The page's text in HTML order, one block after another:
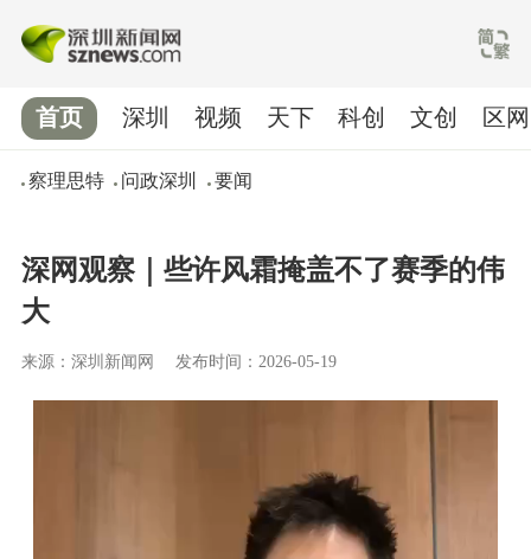
首页
察理思特 问政深圳 要闻
深圳 视频 天下 科创 文创 区网
深网观察｜些许风霜掩盖不了赛季的伟
大
来源：深圳新闻网 发布时间：2026-05-19